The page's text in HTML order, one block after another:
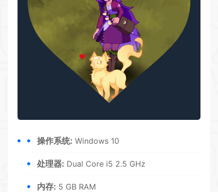
操作系统: Windows 10
处理器: Dual Core i5 2.5 GHz
内存: 5 GB RAM